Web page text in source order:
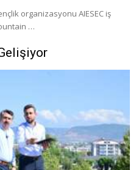
organizasyonu AIESEC iş
…
Gelişiyor